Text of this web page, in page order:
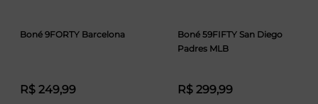
Boné 9FORTY Barcelona
R$ 249,99
Boné 59FIFTY San Diego
Padres MLB
R$ 299,99